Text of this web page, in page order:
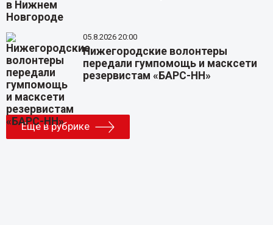
05.8.2026 20:00
Нижегородские волонтеры
передали гумпомощь и масксети
резервистам «БАРС-НН»
Еще в рубрике